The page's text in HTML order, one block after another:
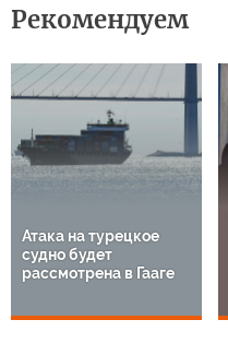
Рекомендуем
Атака на турецкое
судно будет
рассмотрена в Гааге